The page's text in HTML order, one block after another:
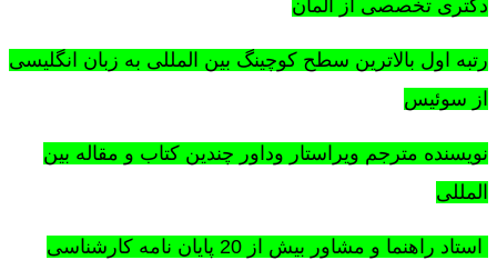
دکتری تخصصی از آلمان
رتبه اول بالاترین سطح کوچینگ بین المللی به زبان انگلیسی
از سوئیس
نویسنده مترجم ویراستار وداور چندین کتاب و مقاله بین
المللی
استاد راهنما و مشاور بیش از 20 پایان نامه کارشناسی